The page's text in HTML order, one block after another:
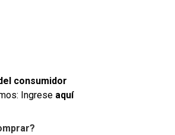
consumidor
Ingrese aquí